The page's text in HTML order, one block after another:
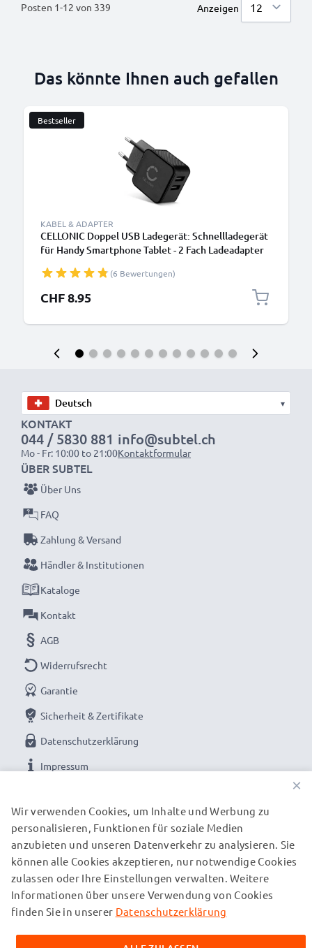
Posten 1-12 von 339 Anzeigen
Das könnte Ihnen auch gefallen
Bestseller
KABEL & ADAPTER
CELLONIC Doppel USB Ladegerät: Schnellladegerät
für Handy Smartphone Tablet - 2 Fach Ladeadapter
für Steckdose - Multi Lader Netzstecker Netzteil
(6 Bewertungen)
CHF 8.95
▾
KONTAKT
044 / 5830 881
Mo - Fr: 10:00 to 21:00
info@subtel.ch
Kontaktformular
UNSERE ZAHLUNGSOPTIONEN
ÜBER SUBTEL
Über Uns
FAQ
Zahlung & Versand
Händler & Institutionen
Kataloge
Kontakt
AGB
Widerrufsrecht
Garantie
Sicherheit & Zertifikate
Datenschutzerklärung
Impressum
UNSERE VERSANDPARTNER
© subtel.ch 2026
zuzüglich Versandkosten. Bitte beachten Sie, dass alle
×
Wir verwenden Cookies, um Inhalte und Werbung zu
personalisieren, Funktionen für soziale Medien
anzubieten und unseren Datenverkehr zu analysieren. Sie
können alle Cookies akzeptieren, nur notwendige Cookies
zulassen oder Ihre Einstellungen verwalten. Weitere
Informationen über unsere Verwendung von Cookies
finden Sie in unserer Datenschutzerklärung